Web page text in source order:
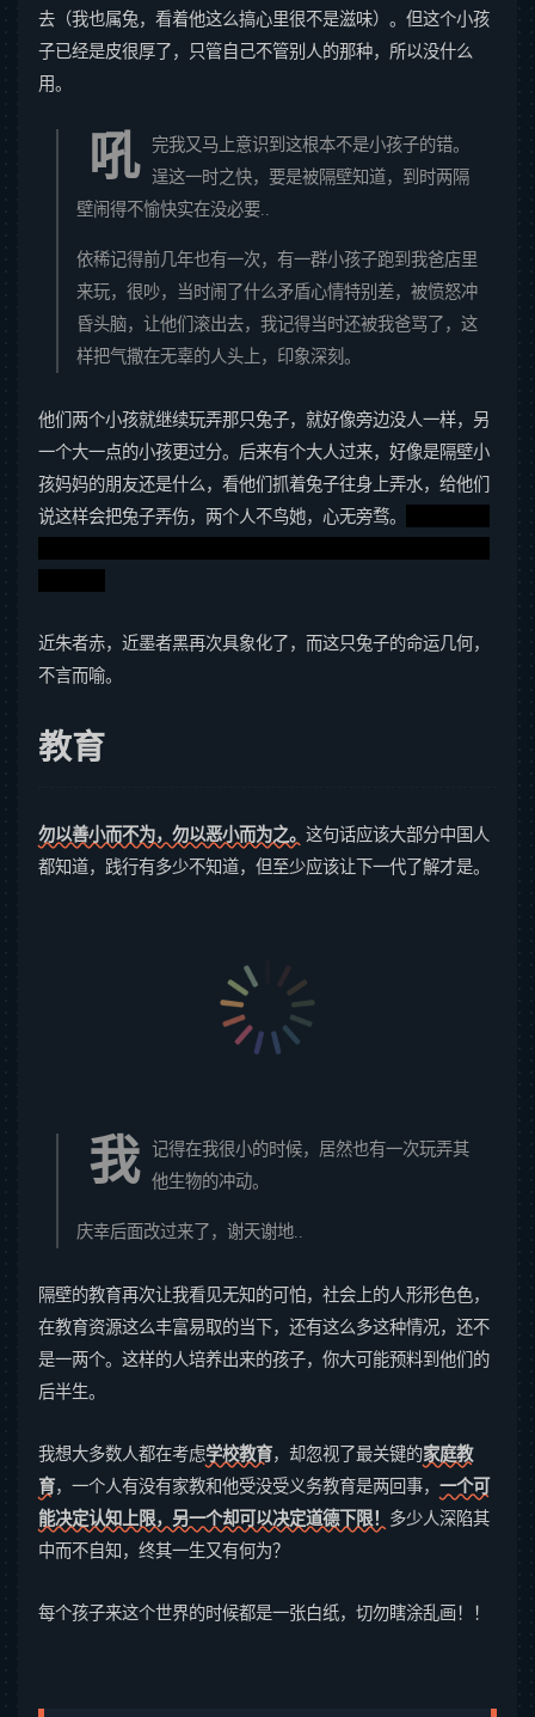
去（我也属兔，看着他这么搞心里很不是滋味）。但这个小孩
子已经是皮很厚了，只管自己不管别人的那种，所以没什么
用。
吼
完我又马上意识到这根本不是小孩子的错。
逞这一时之快，要是被隔壁知道，到时两隔
壁闹得不愉快实在没必要..
依稀记得前几年也有一次，有一群小孩子跑到我爸店里
来玩，很吵，当时闹了什么矛盾心情特别差，被愤怒冲
昏头脑，让他们滚出去，我记得当时还被我爸骂了，这
样把气撒在无辜的人头上，印象深刻。
他们两个小孩就继续玩弄那只兔子，就好像旁边没人一样，另
一个大一点的小孩更过分。后来有个大人过来，好像是隔壁小
孩妈妈的朋友还是什么，看他们抓着兔子往身上弄水，给他们
说这样会把兔子弄伤，两个人不鸟她，心无旁骛。
近朱者赤，近墨者黑再次具象化了，而这只兔子的命运几何，
不言而喻。
教育
勿以善小而不为，勿以恶小而为之。 这句话应该大部分中国人
都知道，践行有多少不知道，但至少应该让下一代了解才是。
我
记得在我很小的时候，居然也有一次玩弄其
他生物的冲动。
庆幸后面改过来了，谢天谢地..
隔壁的教育再次让我看见无知的可怕，社会上的人形形色色，
在教育资源这么丰富易取的当下，还有这么多这种情况，还不
是一两个。这样的人培养出来的孩子，你大可能预料到他们的
后半生。
我想大多数人都在考虑学校教育，却忽视了最关键的家庭教
育，一个人有没有家教和他受没受义务教育是两回事， 一个可
能决定认知上限，另一个却可以决定道德下限！ 多少人深陷其
中而不自知，终其一生又有何为？
每个孩子来这个世界的时候都是一张白纸，切勿瞎涂乱画！！